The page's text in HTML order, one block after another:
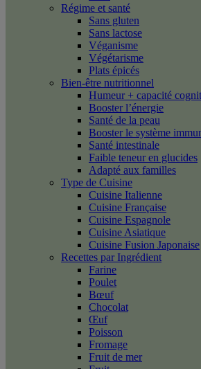
Régime et santé
Sans gluten
Sans lactose
Véganisme
Végétarisme
Plats épicés
Bien-être nutritionnel
Humeur + capacité
Booster l’énergie
Santé de la peau
Booster le système
Santé intestinale
Faible teneur en glucides
Adapté aux familles
Type de Cuisine
Cuisine Italienne
Cuisine Française
Cuisine Espagnole
Cuisine Asiatique
Cuisine Fusion Japonaise
Recettes par Ingrédient
Farine
Poulet
Bœuf
Chocolat
Œuf
Poisson
Fromage
Fruit de mer